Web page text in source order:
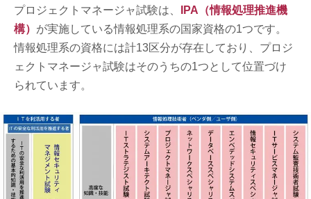
プロジェクトマネージャ試験は、
IPA（情報処理推進機
構） が実施している情報処理系の国家資格の1つです。
情報処理系の資格には計13区分が存在しており、プロジ
ェクトマネージャ試験はそのうちの1つとして位置づけ
られています。